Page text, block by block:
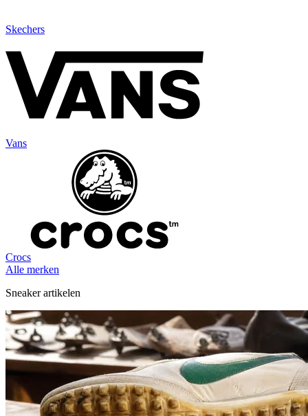
Skechers
Vans
Crocs
Alle merken
Sneaker artikelen